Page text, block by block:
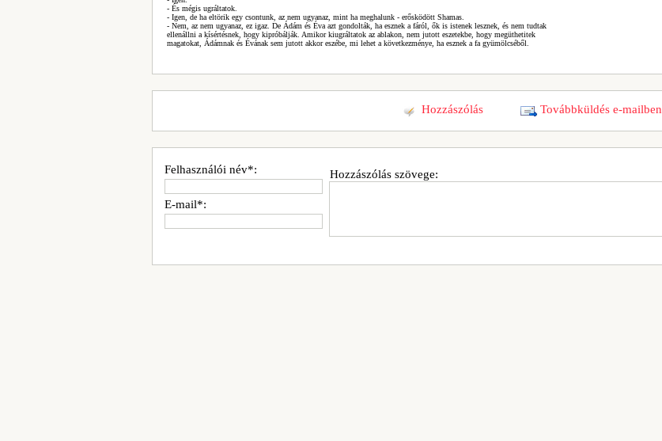
- És mégis ugráltatok.
- Igen, de ha eltörik egy csontunk, az nem ugyanaz, mint ha meghalunk - erősködött Shamas.
- Nem, az nem ugyanaz, ez igaz. De Ádám és Éva azt gondolták, ha esznek a fáról, ők is istenek lesznek, és nem tudtak
ellenállni a kísértésnek, hogy kipróbálják. Amikor kiugráltatok az ablakon, nem jutott eszetekbe, hogy megüthetitek
magatokat, Ádámnak és Évának sem jutott akkor eszébe, mi lehet a következménye, ha esznek a fa gyümölcséből.
Továbbküldés e-mailben
Hozzászólás
Hozzászólás szövege:
Felhasználói név*:
E-mail*: